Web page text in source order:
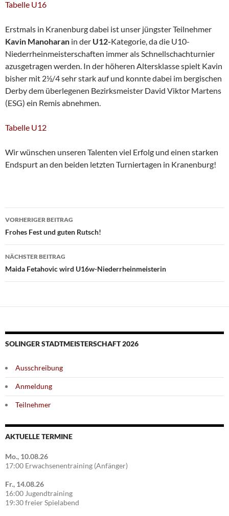
Tabelle U16
Erstmals in Kranenburg dabei ist unser jüngster Teilnehmer
Kavin Manoharan in der U12-Kategorie, da die U10-
Niederrheinmeisterschaften immer als Schnellschachturnier
azusgetragen werden. In der höheren Altersklasse spielt Kavin
bisher mit 2½/4 sehr stark auf und konnte dabei im bergischen
Derby dem überlegenen Bezirksmeister David Viktor Martens
(ESG) ein Remis abnehmen.
Tabelle U12
Wir wünschen unseren Talenten viel Erfolg und einen starken
Endspurt an den beiden letzten Turniertagen in Kranenburg!
Beitragsnavigation
VORHERIGER BEITRAG
Frohes Fest und guten Rutsch!
NÄCHSTER BEITRAG
Maida Fetahovic wird U16w-Niederrheinmeisterin
SOLINGER STADTMEISTERSCHAFT 2026
Ausschreibung
Anmeldung
Teilnehmer
AKTUELLE TERMINE
Mo., 10.08.26
17:00 Erwachsenentraining (Anfänger)
Fr., 14.08.26
16:00 Jugendtraining
19:30 freier Spielabend